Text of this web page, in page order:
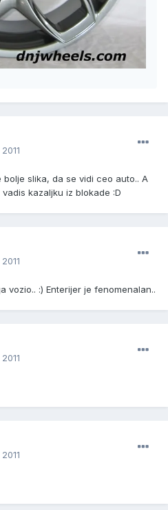
slika, da se vidi ceo auto.. A
kazaljku iz blokade :D
vozio.. :) Enterijer je fenomenalan..